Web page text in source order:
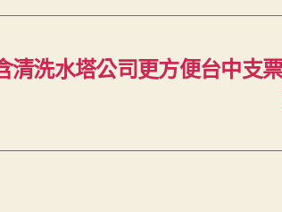
清洗水塔公司更方便台中支